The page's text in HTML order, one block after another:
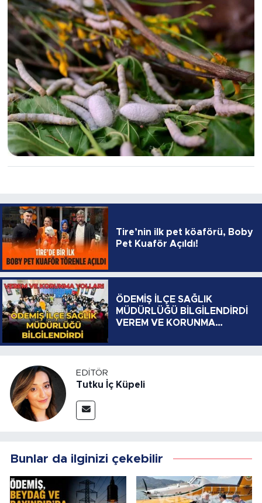
Tire’nin ilk pet köaförü, Boby
Pet Kuaför Açıldı!
ÖDEMİŞ İLÇE SAĞLIK
MÜDÜRLÜĞÜ BİLGİLENDİRDİ
VEREM VE KORUNMA
EDITÖR
Tutku İç Küpeli
Bunlar da ilginizi çekebilir